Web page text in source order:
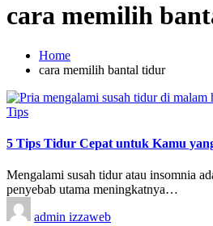
cara memilih
Home
cara memilih bantal tidur
Posted
Tips
5 Tips Tidur Cepat untuk Kamu
Mengalami susah tidur atau insomnia
penyebab utama meningkatnya…
Posted
by
admin izzaweb